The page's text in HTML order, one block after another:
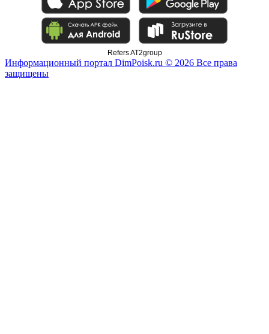
Refers AT2group
Информационный портал DimPoisk.ru © 2026 Все права
защищены